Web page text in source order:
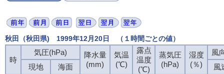
秋田（秋田県) 1999年12月20日 （１時間ごとの値）
時
気圧(hPa)
降水量
(mm)
気温
(℃)
露点
温度
(℃)
蒸気圧
(hPa)
湿度
(％)
風
現地
海面
風
時
気圧(hPa)
降水量
(mm)
気温
(℃)
露点
温度
(℃)
蒸気圧
(hPa)
湿度
(％)
風
現地
海面
風
時
気圧(hPa)
降水量
(mm)
気温
(℃)
露点
温度
(℃)
蒸気圧
(hPa)
湿度
(％)
風
現地
海面
風
時
気圧(hPa)
降水量
(mm)
気温
(℃)
露点
温度
(℃)
蒸気圧
(hPa)
湿度
(％)
風
現地
海面
風